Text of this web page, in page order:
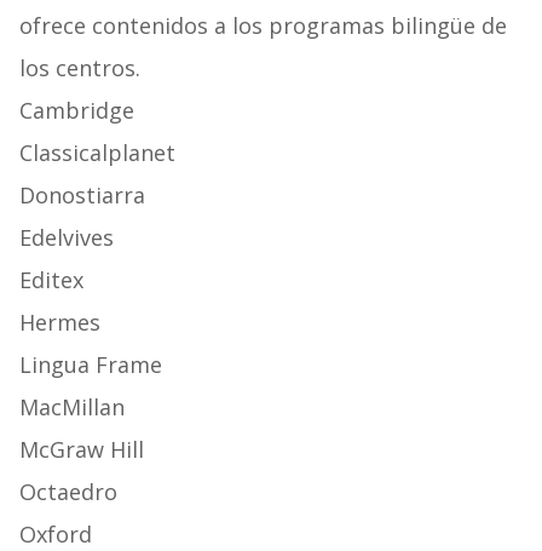
ofrece contenidos a los programas bilingüe de
los centros.
Cambridge
Classicalplanet
Donostiarra
Edelvives
Editex
Hermes
Lingua Frame
MacMillan
McGraw Hill
Octaedro
Oxford